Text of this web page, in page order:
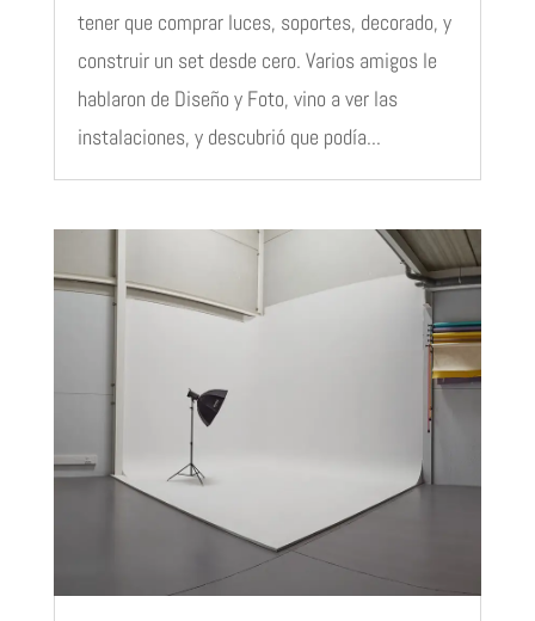
tener que comprar luces, soportes, decorado, y
construir un set desde cero. Varios amigos le
hablaron de Diseño y Foto, vino a ver las
instalaciones, y descubrió que podía...